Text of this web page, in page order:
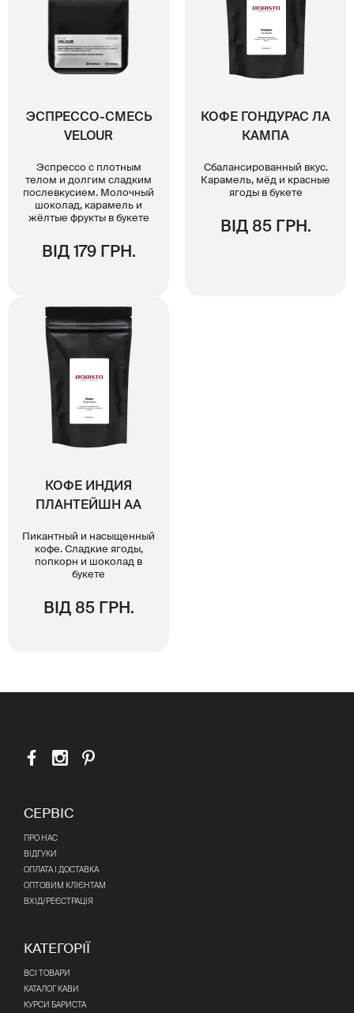
ЭСПРЕССО-СМЕСЬ
VELOUR
Эспрессо с плотным
телом и долгим сладким
послевкусием. Молочный
шоколад, карамель и
жёлтые фрукты в букете
ВІД 179 ГРН.
КОФЕ ГОНДУРАС ЛА
КАМПА
Сбалансированный вкус.
Карамель, мёд и красные
ягоды в букете
ВІД 85 ГРН.
КОФЕ ИНДИЯ
ПЛАНТЕЙШН АА
Пикантный и насыщенный
кофе. Сладкие ягоды,
попкорн и шоколад в
букете
ВІД 85 ГРН.
СЕРВІС
ПРО НАС
ВІДГУКИ
ОПЛАТА І ДОСТАВКА
ОПТОВИМ КЛІЄНТАМ
ВХІД/РЕЄСТРАЦІЯ
КАТЕГОРІЇ
ВСІ ТОВАРИ
КАТАЛОГ КАВИ
КУРСИ БАРИСТА